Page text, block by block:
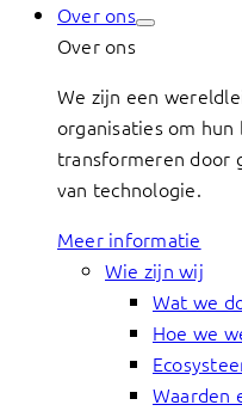
Over ons
Over ons
We zijn een
organisaties om hun
transformeren door
van technologie.
Meer informatie
Wie zijn wij
Wat we
Hoe we
Waarden